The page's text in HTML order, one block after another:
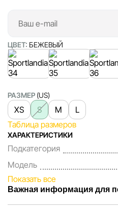
ЦВЕТ: БЕЖЕВЫЙ
РАЗМЕР (US)
XS S M
L
Таблица размеров
ХАРАКТЕРИСТИКИ
Подкатегория
Модель
Показать все
Важная информация для